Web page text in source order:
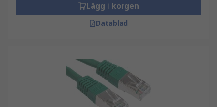
Lägg i korgen
Datablad